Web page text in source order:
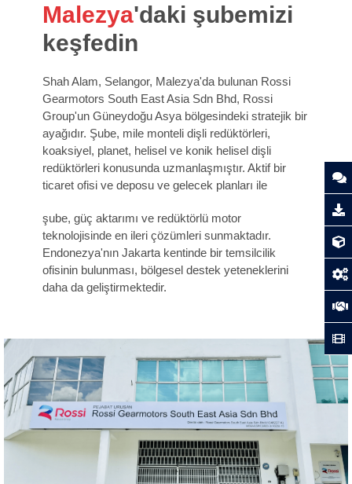
Malezya'daki şubemizi
keşfedin
Shah Alam, Selangor, Malezya'da bulunan Rossi
Gearmotors South East Asia Sdn Bhd, Rossi
Group'un Güneydoğu Asya bölgesindeki stratejik bir
ayağıdır. Şube, mile monteli dişli redüktörleri,
koaksiyel, planet, helisel ve konik helisel dişli
redüktörleri konusunda uzmanlaşmıştır. Aktif bir
ticaret ofisi ve deposu ve gelecek planları ile
şube, güç aktarımı ve redüktörlü motor
teknolojisinde en ileri çözümleri sunmaktadır.
Endonezya'nın Jakarta kentinde bir temsilcilik
ofisinin bulunması, bölgesel destek yeteneklerini
daha da geliştirmektedir.